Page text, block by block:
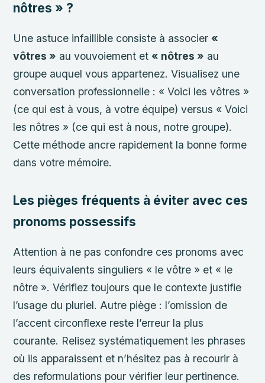
nôtres » ?
Une astuce infaillible consiste à associer «
vôtres » au vouvoiement et « nôtres » au
groupe auquel vous appartenez. Visualisez une
conversation professionnelle : « Voici les vôtres »
(ce qui est à vous, à votre équipe) versus « Voici
les nôtres » (ce qui est à nous, notre groupe).
Cette méthode ancre rapidement la bonne forme
dans votre mémoire.
Les pièges fréquents à éviter avec ces
pronoms possessifs
Attention à ne pas confondre ces pronoms avec
leurs équivalents singuliers « le vôtre » et « le
nôtre ». Vérifiez toujours que le contexte justifie
l’usage du pluriel. Autre piège : l’omission de
l’accent circonflexe reste l’erreur la plus
courante. Relisez systématiquement les phrases
où ils apparaissent et n’hésitez pas à recourir à
des reformulations pour vérifier leur pertinence.